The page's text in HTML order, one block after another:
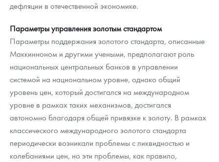
дефляции в отечественной экономике.
Параметры управления золотым стандартом
Параметры поддержания золотого стандарта, описанные
Маккинноном и другими учеными, предполагают роль
национальных центральных банков в управлении
системой на национальном уровне, однако общий
уровень цен, который достигался на международном
уровне в рамках таких механизмов, достигался
автономно благодаря общей привязке к золоту. В рамках
классического международного золотого стандарта
периодически возникали проблемы с ликвидностью и
колебаниями цен, но эти проблемы, как правило,